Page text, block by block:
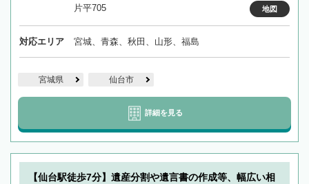
片平705
地図
対応エリア 宮城、青森、秋田、山形、福島
宮城県 仙台市
詳細を見る
【仙台駅徒歩7分】遺産分割や遺言書の作成等、幅広い相